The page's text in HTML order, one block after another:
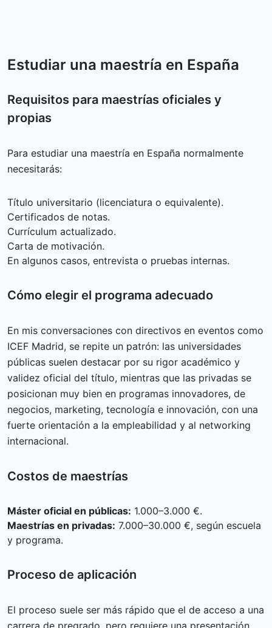
Estudiar una maestría en España
Requisitos para maestrías oficiales y
propias
Para estudiar una maestría en España normalmente
necesitarás:
Título universitario (licenciatura o equivalente).
Certificados de notas.
Currículum actualizado.
Carta de motivación.
En algunos casos, entrevista o pruebas internas.
Cómo elegir el programa adecuado
En mis conversaciones con directivos en eventos como
ICEF Madrid, se repite un patrón: las universidades
públicas suelen destacar por su rigor académico y
validez oficial del título, mientras que las privadas se
posicionan muy bien en programas innovadores, de
negocios, marketing, tecnología e innovación, con una
fuerte orientación a la empleabilidad y al networking
internacional.
Costos de maestrías
Máster oficial en públicas: 1.000–3.000 €.
Maestrías en privadas: 7.000–30.000 €, según escuela
y programa.
Proceso de aplicación
El proceso suele ser más rápido que el de acceso a una
carrera de pregrado, pero requiere una presentación